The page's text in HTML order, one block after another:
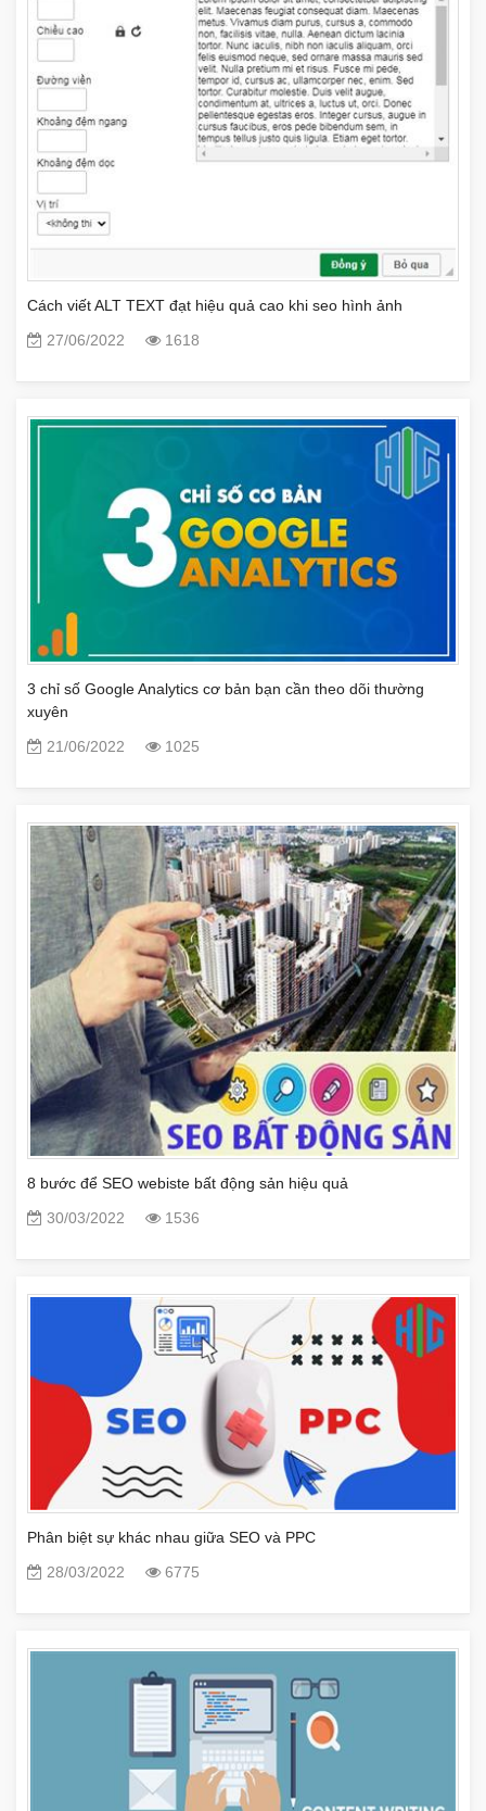
Cách viết ALT TEXT đạt hiệu quả cao khi seo hình ảnh
27/06/2022
1618
3 chỉ số Google Analytics cơ bản bạn cần theo dõi thường
xuyên
21/06/2022
1025
8 bước để SEO webiste bất động sản hiệu quả
30/03/2022
1536
Phân biệt sự khác nhau giữa SEO và PPC
28/03/2022
6775